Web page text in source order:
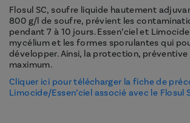
Flosul SC, soufre liquide hautement
800 g/l de soufre, prévient les
pendant 7 à 10 jours. Essen’ciel et
mycélium et les formes sporulantes qui
développer. Ainsi, la protection,
maximum.
Cliquer ici pour télécharger la fiche de
Limocide/Essen’ciel associé avec le Flosul